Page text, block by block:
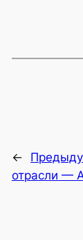
←
отрасли —